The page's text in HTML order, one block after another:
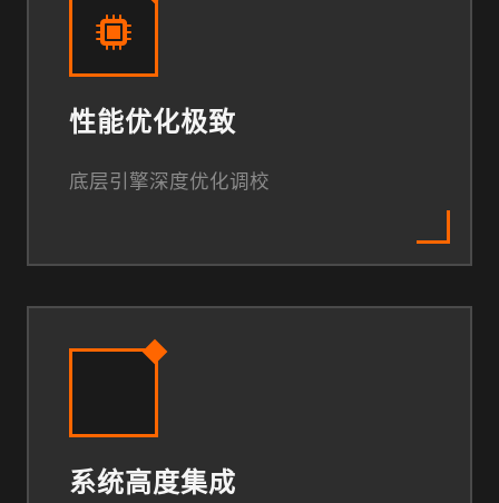
性能优化极致
底层引擎深度优化调校
系统高度集成